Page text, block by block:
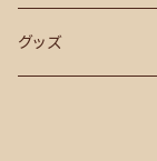
グッズ